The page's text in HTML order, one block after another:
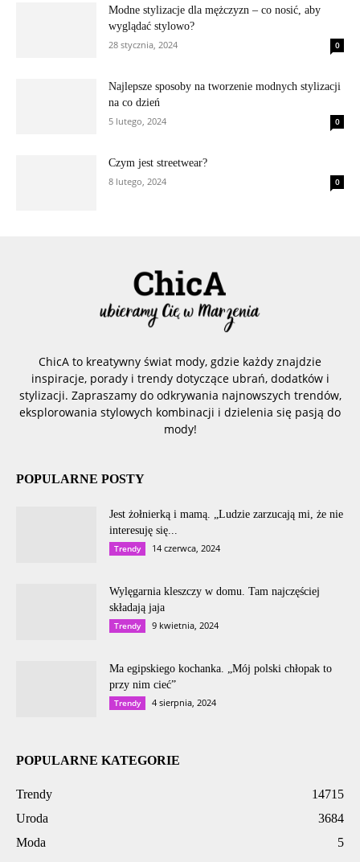
Modne stylizacje dla mężczyzn – co nosić, aby
wyglądać stylowo?
28 stycznia, 2024
0
Najlepsze sposoby na tworzenie modnych stylizacji
na co dzień
5 lutego, 2024
0
Czym jest streetwear?
8 lutego, 2024
0
ChicA to kreatywny świat mody, gdzie każdy znajdzie
inspiracje, porady i trendy dotyczące ubrań, dodatków i
stylizacji. Zapraszamy do odkrywania najnowszych trendów,
eksplorowania stylowych kombinacji i dzielenia się pasją do
mody!
POPULARNE POSTY
Jest żołnierką i mamą. „Ludzie zarzucają mi, że nie
interesuję się...
Trendy 14 czerwca, 2024
Wylęgarnia kleszczy w domu. Tam najczęściej
składają jaja
Trendy 9 kwietnia, 2024
Ma egipskiego kochanka. „Mój polski chłopak to
przy nim cieć”
Trendy 4 sierpnia, 2024
POPULARNE KATEGORIE
Trendy
14715
Uroda
3684
Moda
5